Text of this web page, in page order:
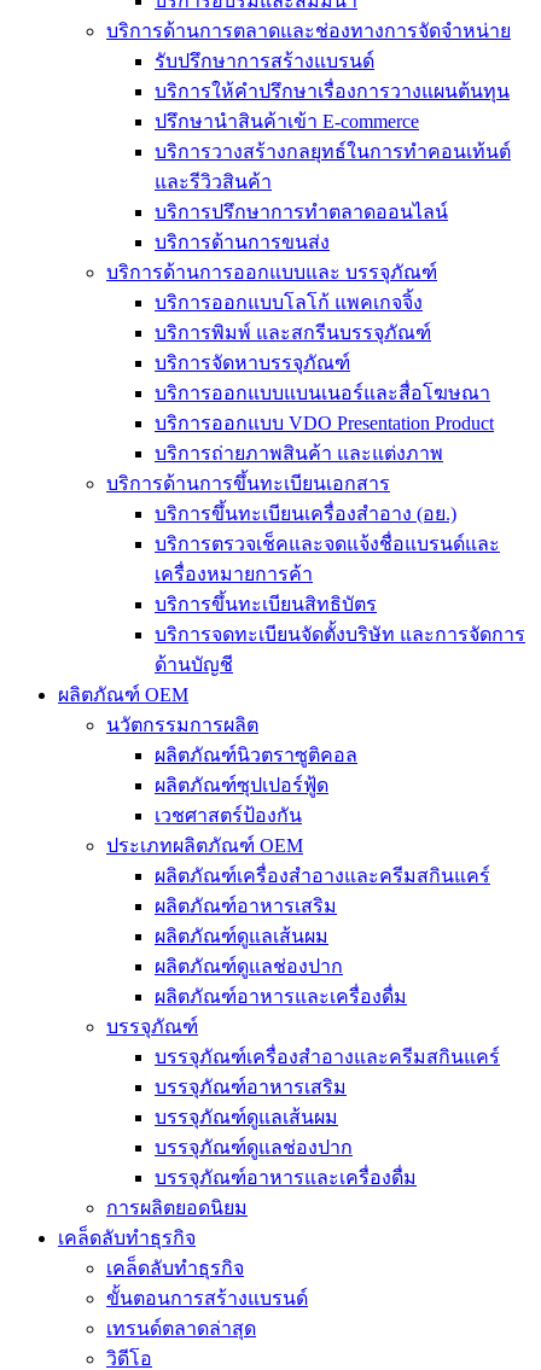
บริการด้านการตลาดและช่องทางการจัดจำหน่าย
รับปรึกษาการสร้างแบรนด์
บริการให้คำปรึกษาเรื่องการวางแผนต้นทุน
ปรึกษานำสินค้าเข้า E-commerce
บริการวางสร้างกลยุทธ์ในการทำคอนเท้นต์
และรีวิวสินค้า
บริการปรึกษาการทำตลาดออนไลน์
บริการด้านการขนส่ง
บริการด้านการออกแบบและ บรรจุภัณฑ์
บริการออกแบบโลโก้ แพคเกจจิ้ง
บริการพิมพ์ และสกรีนบรรจุภัณฑ์
บริการจัดหาบรรจุภัณฑ์
บริการออกแบบแบนเนอร์และสื่อโฆษณา
บริการออกแบบ VDO Presentation Product
บริการถ่ายภาพสินค้า และแต่งภาพ
บริการด้านการขึ้นทะเบียนเอกสาร
บริการขึ้นทะเบียนเครื่องสำอาง (อย.)
บริการตรวจเช็คและจดแจ้งชื่อแบรนด์และ
เครื่องหมายการค้า
บริการขึ้นทะเบียนสิทธิบัตร
บริการจดทะเบียนจัดตั้งบริษัท และการจัดการ
ด้านบัญชี
ผลิตภัณฑ์ OEM
นวัตกรรมการผลิต
ผลิตภัณฑ์นิวตราซูติคอล
ผลิตภัณฑ์ซุปเปอร์ฟู้ด
เวชศาสตร์ป้องกัน
ประเภทผลิตภัณฑ์ OEM
ผลิตภัณฑ์เครื่องสำอางและครีมสกินแคร์
ผลิตภัณฑ์อาหารเสริม
ผลิตภัณฑ์ดูแลเส้นผม
ผลิตภัณฑ์ดูแลช่องปาก
ผลิตภัณฑ์อาหารและเครื่องดื่ม
บรรจุภัณฑ์
บรรจุภัณฑ์เครื่องสำอางและครีมสกินแคร์
บรรจุภัณฑ์อาหารเสริม
บรรจุภัณฑ์ดูแลเส้นผม
บรรจุภัณฑ์ดูแลช่องปาก
บรรจุภัณฑ์อาหารและเครื่องดื่ม
การผลิตยอดนิยม
เคล็ดลับทำธุรกิจ
เคล็ดลับทำธุรกิจ
ขั้นตอนการสร้างแบรนด์
เทรนด์ตลาดล่าสุด
วิดีโอ